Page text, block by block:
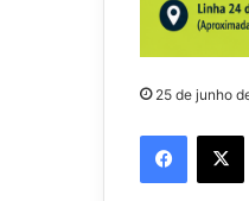
25 de junho
X